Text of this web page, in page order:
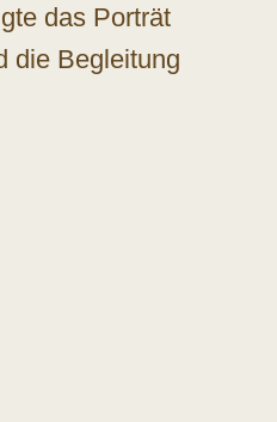
das Porträt
die Begleitung